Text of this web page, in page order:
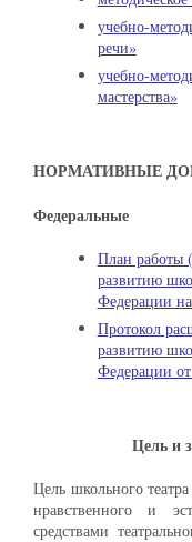
учебно-
речи»
учебно-
мастерства»
НОРМАТИВНЫЕ
Федеральные
План работы
развитию
Федерации
Протокол
развитию
Федерации
Цель и
Цель школьного
нравственного и
средствами